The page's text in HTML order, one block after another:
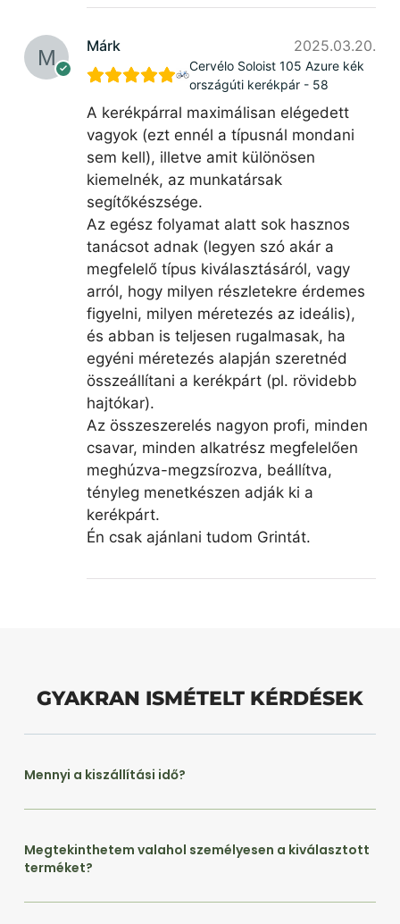
Márk 2025.03.20.
Cervélo Soloist 105 Azure kék
országúti kerékpár - 58
A kerékpárral maximálisan elégedett
vagyok (ezt ennél a típusnál mondani
sem kell), illetve amit különösen
kiemelnék, az munkatársak
segítőkészsége.
Az egész folyamat alatt sok hasznos
tanácsot adnak (legyen szó akár a
megfelelő típus kiválasztásáról, vagy
arról, hogy milyen részletekre érdemes
figyelni, milyen méretezés az ideális),
és abban is teljesen rugalmasak, ha
egyéni méretezés alapján szeretnéd
összeállítani a kerékpárt (pl. rövidebb
hajtókar).
Az összeszerelés nagyon profi, minden
csavar, minden alkatrész megfelelően
meghúzva-megzsírozva, beállítva,
tényleg menetkészen adják ki a
kerékpárt.
Én csak ajánlani tudom Grintát.
GYAKRAN ISMÉTELT KÉRDÉSEK
Mennyi a kiszállítási idő?
Megtekinthetem valahol személyesen a kiválasztott
terméket?